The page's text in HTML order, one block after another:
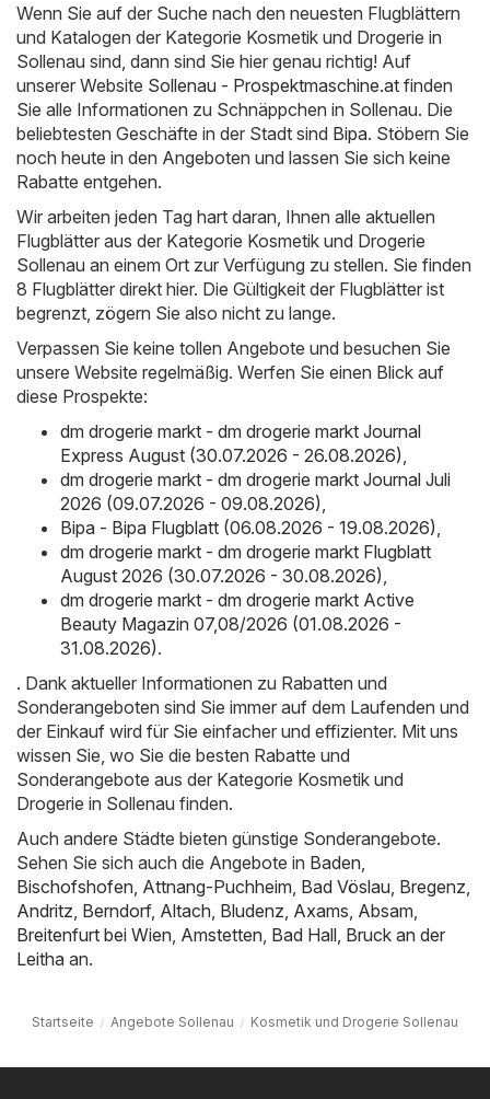
Wenn Sie auf der Suche nach den neuesten Flugblättern
und Katalogen der Kategorie Kosmetik und Drogerie in
Sollenau sind, dann sind Sie hier genau richtig! Auf
unserer Website Sollenau - Prospektmaschine.at finden
Sie alle Informationen zu Schnäppchen in Sollenau. Die
beliebtesten Geschäfte in der Stadt sind Bipa. Stöbern Sie
noch heute in den Angeboten und lassen Sie sich keine
Rabatte entgehen.
Wir arbeiten jeden Tag hart daran, Ihnen alle aktuellen
Flugblätter aus der Kategorie Kosmetik und Drogerie
Sollenau an einem Ort zur Verfügung zu stellen. Sie finden
8 Flugblätter direkt hier. Die Gültigkeit der Flugblätter ist
begrenzt, zögern Sie also nicht zu lange.
Verpassen Sie keine tollen Angebote und besuchen Sie
unsere Website regelmäßig. Werfen Sie einen Blick auf
diese Prospekte:
dm drogerie markt - dm drogerie markt Journal
Express August (30.07.2026 - 26.08.2026)
dm drogerie markt - dm drogerie markt Journal Juli
2026 (09.07.2026 - 09.08.2026)
Bipa - Bipa Flugblatt (06.08.2026 - 19.08.2026)
dm drogerie markt - dm drogerie markt Flugblatt
August 2026 (30.07.2026 - 30.08.2026)
dm drogerie markt - dm drogerie markt Active
Beauty Magazin 07,08/2026 (01.08.2026 -
31.08.2026).
. Dank aktueller Informationen zu Rabatten und
Sonderangeboten sind Sie immer auf dem Laufenden und
der Einkauf wird für Sie einfacher und effizienter. Mit uns
wissen Sie, wo Sie die besten Rabatte und
Sonderangebote aus der Kategorie Kosmetik und
Drogerie in Sollenau finden.
Auch andere Städte bieten günstige Sonderangebote.
Sehen Sie sich auch die Angebote in Baden
Bischofshofen Attnang-Puchheim Bad Vöslau Bregenz
Andritz Berndorf, Altach Bludenz Axams Absam
Breitenfurt bei Wien Amstetten Bad Hall Bruck an der
Leitha an.
Startseite Angebote Sollenau Kosmetik und Drogerie Sollenau